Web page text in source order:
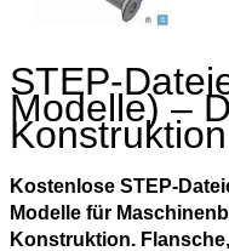
STEP-
Modelle) –
Kostenlose STEP-
Modelle für
Konstruktion.